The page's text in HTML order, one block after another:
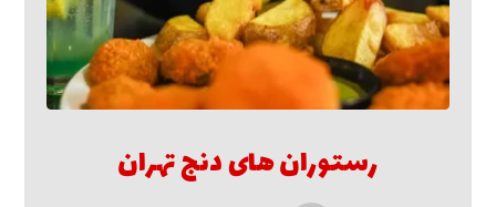
رستوران های دنج تهران